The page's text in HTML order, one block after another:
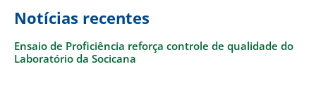
Notícias recentes
Ensaio de Proficiência reforça controle de qualidade do
Laboratório da Socicana